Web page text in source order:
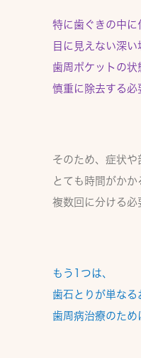
特に歯ぐきの中に
目に見えない深い
歯周ポケットの状
慎重に除去する必
そのため、症状や
とても時間がかか
複数回に分ける必
もう1つは、
歯石とりが単なる
歯周病治療のため